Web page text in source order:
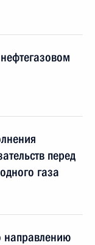
перед
газа
направлению